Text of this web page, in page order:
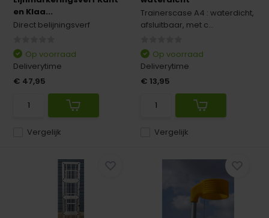
en Klaa...
Direct belijningsverf
Vergelijk
Op voorraad
Deliverytime
€ 47,95
Trainerscase A4 : waterdicht,
afsluitbaar, met c...
Vergelijk
Op voorraad
Deliverytime
€ 13,95